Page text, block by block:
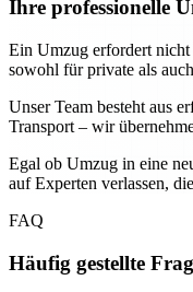
Ihre professionelle
Ein Umzug erfordert nicht
sowohl für private als
Unser Team besteht aus
Transport – wir
Egal ob Umzug in eine
auf Experten verlassen,
FAQ
Häufig gestellte